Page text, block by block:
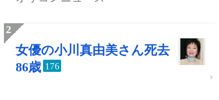
女優の小川真由美さん死去
86歳 176